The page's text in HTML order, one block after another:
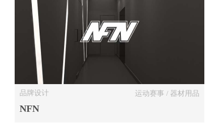
品牌设计 运动赛事 / 器材用品
NFN